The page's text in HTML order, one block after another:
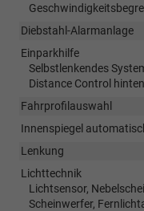
Diebstahl-Alarmanlage
Einparkhilfe
Selbstlenkendes
Distance Control
Fahrprofilauswahl
Innenspiegel
Lenkung
Lichttechnik
Lichtsensor,
Scheinwerfer,